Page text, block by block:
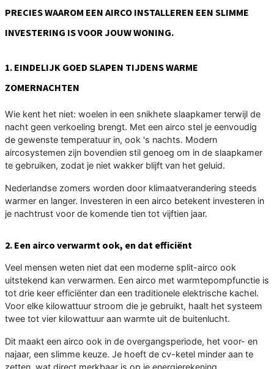
PRECIES WAAROM EEN AIRCO INSTALLEREN EEN SLIMME
INVESTERING IS VOOR JOUW WONING.
1. EINDELIJK GOED SLAPEN TIJDENS WARME
ZOMERNACHTEN
Wie kent het niet: woelen in een snikhete slaapkamer terwijl de
nacht geen verkoeling brengt. Met een airco stel je eenvoudig
de gewenste temperatuur in, ook 's nachts. Modern
aircosystemen zijn bovendien stil genoeg om in de slaapkamer
te gebruiken, zodat je niet wakker blijft van het geluid.
Nederlandse zomers worden door klimaatverandering steeds
warmer en langer. Investeren in een airco betekent investeren in
je nachtrust voor de komende tien tot vijftien jaar.
2. Een airco verwarmt ook, en dat efficiënt
Veel mensen weten niet dat een moderne split-airco ook
uitstekend kan verwarmen. Een airco met warmtepompfunctie is
tot drie keer efficiënter dan een traditionele elektrische kachel.
Voor elke kilowattuur stroom die je gebruikt, haalt het systeem
twee tot vier kilowattuur aan warmte uit de buitenlucht.
Dit maakt een airco ook in de overgangsperiode, het voor- en
najaar, een slimme keuze. Je hoeft de cv-ketel minder aan te
zetten, wat direct merkbaar is op je energierekening.